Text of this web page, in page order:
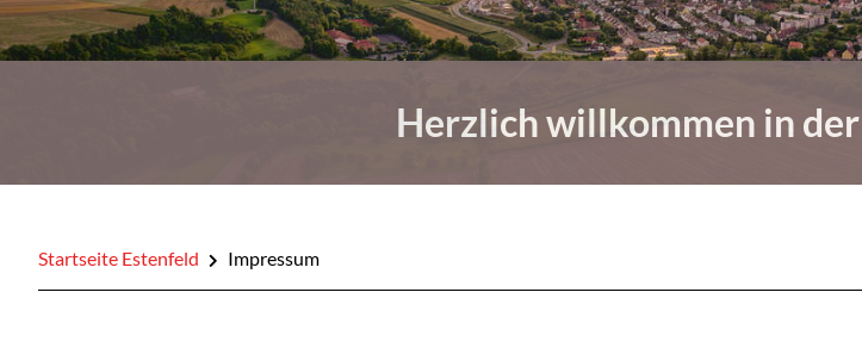
Herzlich willkommen in
Startseite Estenfeld Impressum